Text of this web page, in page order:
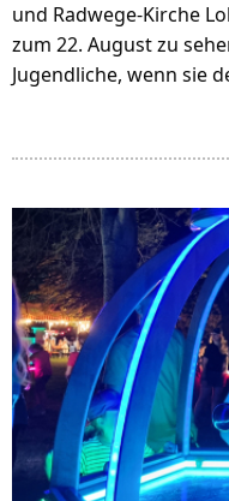
und Radwege-Kirche
zum 22. August zu
Jugendliche, wenn sie